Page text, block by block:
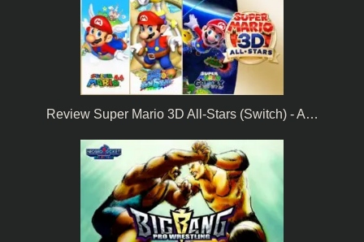
Review Super Mario 3D All-Stars (Switch) - A…